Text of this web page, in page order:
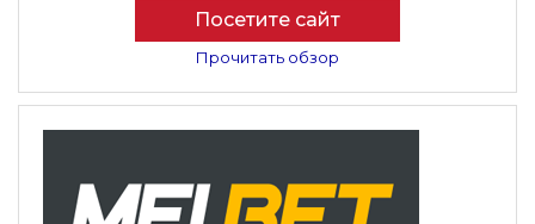
Посетите сайт
Прочитать обзор